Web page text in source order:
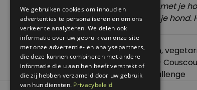
Let op: overweegje bij problemen met je
(plantaardig) eten te maken voor je hond.
Posted inNieuwsTaggedhuisdieren,
Bericht
navigatie
Previous: Een wereld van smaken –
Next: Zo overleef je een no buy challenge
We gebruiken cookies om inhoud en
advertenties te personaliseren en om ons
verkeer te analyseren. We delen ook
informatie over uw gebruik van onze site
met onze advertentie- en analysepartners,
die deze kunnen combineren met andere
informatie die u aan hen heeft verstrekt of
die zij hebben verzameld door uw gebruik
van hun diensten. Privacybeleid